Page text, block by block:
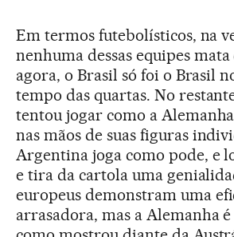
Em termos futebolísticos, na
nenhuma dessas equipes
agora, o Brasil só foi o Brasil
tempo das quartas. No
tentou jogar como a
nas mãos de suas figuras
Argentina joga como pode, e
e tira da cartola uma
europeus demonstram uma
arrasadora, mas a Alemanha